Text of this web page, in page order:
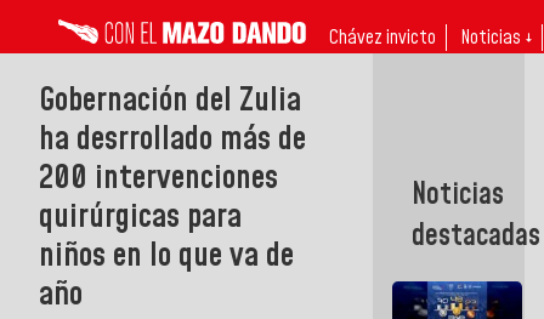
Chávez invicto Noticias ↓
Gobernación del Zulia
ha desrrollado más de
200 intervenciones
quirúrgicas para
niños en lo que va de
año
Noticias
destacadas